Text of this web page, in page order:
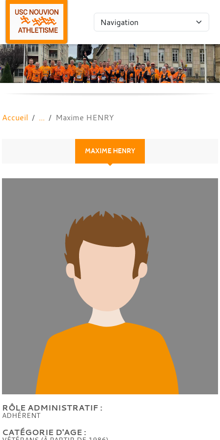
Accueil Maxime HENRY
MAXIME HENRY
RÔLE ADMINISTRATIF :
ADHÉRENT
CATÉGORIE D'AGE :
Panneau de gestion des cookies